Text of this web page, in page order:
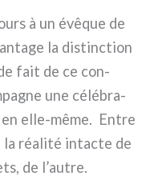
à un évê­que de
la distinc­tion
fait de ce con­
une célé­bra­
elle-même. Entre
la réa­li­té intac­te de
de l’autre.